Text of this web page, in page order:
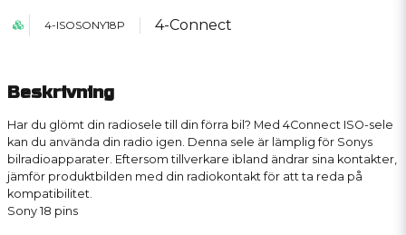
4-ISOSONY18P 4-Connect
Beskrivning
Har du glömt din radiosele till din förra bil? Med 4Connect ISO-sele
kan du använda din radio igen. Denna sele är lämplig för Sonys
bilradioapparater. Eftersom tillverkare ibland ändrar sina kontakter,
jämför produktbilden med din radiokontakt för att ta reda på
kompatibilitet.
Sony 18 pins